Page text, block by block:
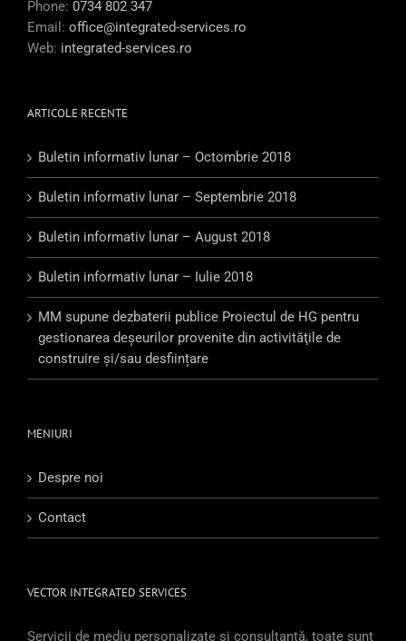
Phone: 0734 802 347
Email: office@integrated-services.ro
Web: integrated-services.ro
ARTICOLE RECENTE
Buletin informativ lunar – Octombrie 2018
Buletin informativ lunar – Septembrie 2018
Buletin informativ lunar – August 2018
Buletin informativ lunar – Iulie 2018
MM supune dezbaterii publice Proiectul de HG pentru
gestionarea deşeurilor provenite din activităţile de
construire şi/sau desființare
MENIURI
Despre noi
Contact
VECTOR INTEGRATED SERVICES
Servicii de mediu personalizate și consultanță, toate sunt